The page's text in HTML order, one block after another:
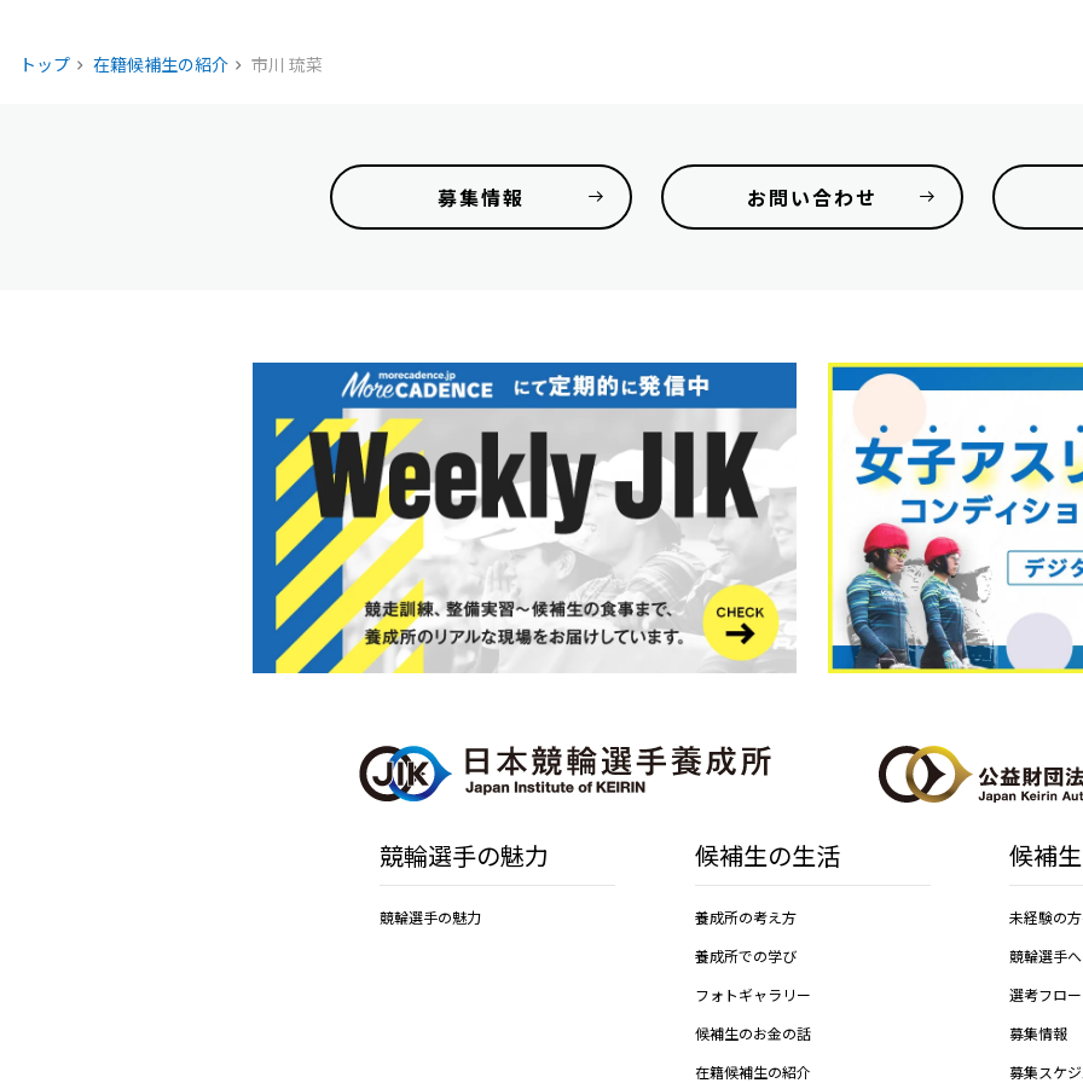
トップ 在籍候補生の紹介 市川 琉菜
募集情報 お問い合わせ
競輪選手の魅力
競輪選手の魅力
候補生の生活
養成所の考え方
養成所での学び
フォトギャラリー
候補生のお金の話
在籍候補生の紹介
候補
未経験の
競輪選手
選考フロー
募集情報
募集スケ